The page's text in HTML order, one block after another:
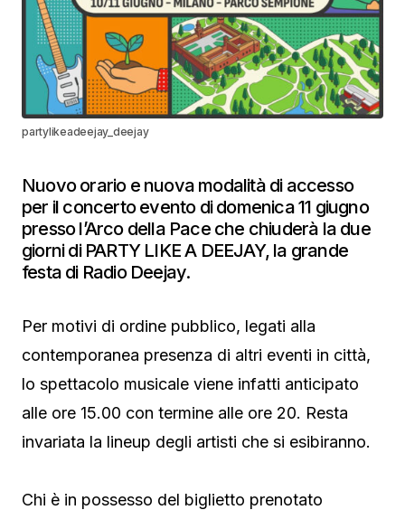
partylikeadeejay_deejay
Nuovo orario e nuova modalità di accesso
per il concerto evento di domenica 11 giugno
presso l’Arco della Pace che chiuderà la due
giorni di PARTY LIKE A DEEJAY, la grande
festa di Radio Deejay.
Per motivi di ordine pubblico, legati alla
contemporanea presenza di altri eventi in città,
lo spettacolo musicale viene infatti anticipato
alle ore 15.00 con termine alle ore 20. Resta
invariata la lineup degli artisti che si esibiranno.
Chi è in possesso del biglietto prenotato